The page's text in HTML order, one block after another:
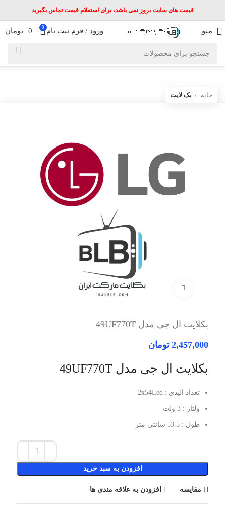
قیمت های سایت بروز نمی باشد، برای استعلام قیمت تماس بگیرید
منو ورود / فرم ثبت نام 0
0 تومان
خانه بک لایت
برای بزرگنمایی کلیک کنید
بکلایت ال جی مدل 49UF770T
2,457,000 تومان
بکلایت ال جی مدل 49UF770T
تعداد الیدی : 2x54Led
ولتاژ : 3 ولت
طول : 53.5 سانتی متر
افزودن به سبد خرید
مقایسه افزودن به علاقه مندی ها